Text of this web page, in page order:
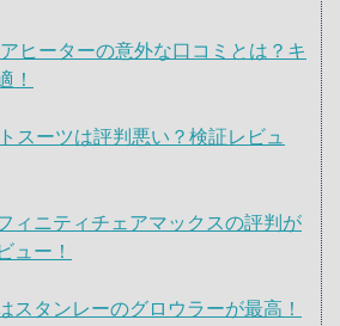
ヒーターの意外な口コミとは？キ
！
スーツは評判悪い？検証レビュ
ィニティチェアマックスの評判が
ュー！
スタンレーのグロウラーが最高！